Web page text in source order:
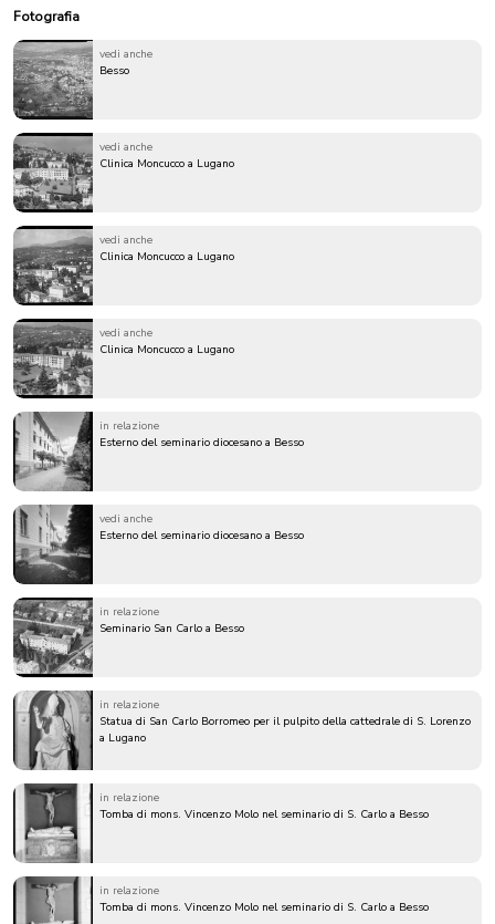
Fotografia
vedi anche
Besso
vedi anche
Clinica Moncucco a Lugano
vedi anche
Clinica Moncucco a Lugano
vedi anche
Clinica Moncucco a Lugano
in relazione
Esterno del seminario diocesano a Besso
vedi anche
Esterno del seminario diocesano a Besso
in relazione
Seminario San Carlo a Besso
in relazione
Statua di San Carlo Borromeo per il pulpito della cattedrale di S. Lorenzo
a Lugano
in relazione
Tomba di mons. Vincenzo Molo nel seminario di S. Carlo a Besso
in relazione
Tomba di mons. Vincenzo Molo nel seminario di S. Carlo a Besso